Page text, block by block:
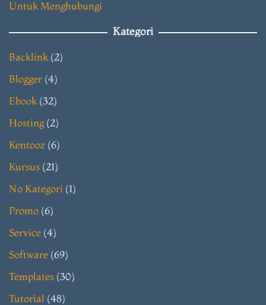
Untuk Menghubungi
Kategori
Backlink(2)
Blogger (4)
Ebook(32)
Hosting(2)
Kentooz (6)
Kursus (21)
No Kategori (1)
Promo (6)
Service (4)
Software (69)
Templates (30)
Tutorial (48)